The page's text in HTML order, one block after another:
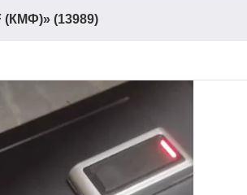
(13989)